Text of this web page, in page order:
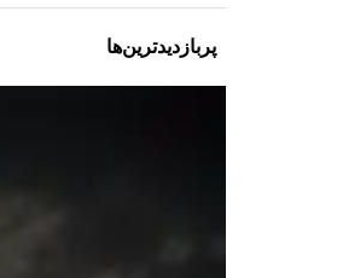
پربازدیدترین‌ها